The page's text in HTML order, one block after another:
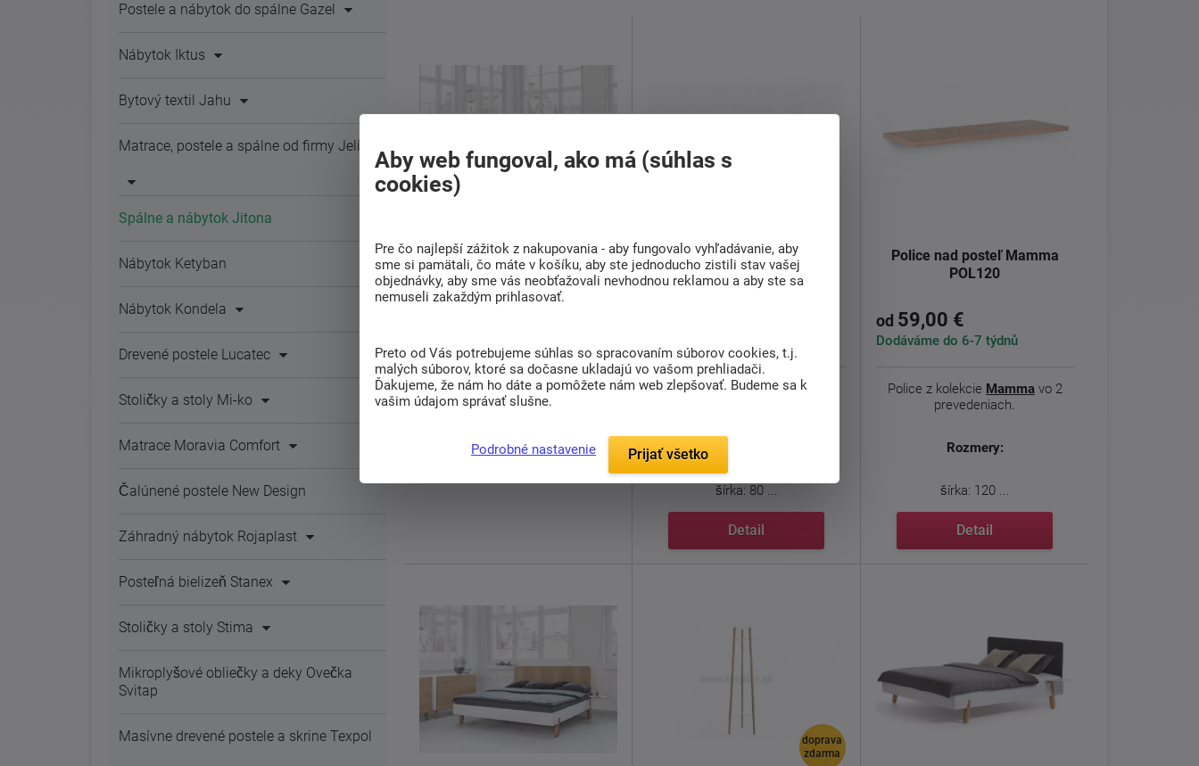
Postele a nábytok do spálne Gazel
Nábytok Iktus
Bytový textil Jahu
Matrace, postele a spálne od firmy Jelínek
Spálne a nábytok Jitona
Nábytok Ketyban
Nábytok Kondela
Drevené postele Lucatec
Stoličky a stoly Mi-ko
Matrace Moravia Comfort
Čalúnené postele New Design
Záhradný nábytok Rojaplast
Posteľná bielizeň Stanex
Stoličky a stoly Stima
Mikroplyšové obliečky a deky Ovečka
Svitap
Masívne drevené postele a skrine Texpol
Spálňa zostava Mamma
Pod názvom Mammasa ukrýva
úplne unikátne kolekcie, ktorej
Detail
Police nad posteľ Mamma
POL80
Police z kolekcieMammavo 2
šírka: 80 ...
Detail
Police nad posteľ Mamma
POL120
od 59,00 €
Dodáváme do 6-7 týdnů
Police z kolekcie Mammavo 2
prevedeniach.
Rozmery:
šírka: 120 ...
Detail
doprava
zdarma
Aby web fungoval, ako má (súhlas s
cookies)
Pre čo najlepší zážitok z nakupovania - aby fungovalo vyhľadávanie, aby
sme si pamätali, čo máte v košíku, aby ste jednoducho zistili stav vašej
objednávky, aby sme vás neobťažovali nevhodnou reklamou a aby ste sa
nemuseli zakaždým prihlasovať.
Preto od Vás potrebujeme súhlas so spracovaním súborov cookies, t.j.
malých súborov, ktoré sa dočasne ukladajú vo vašom prehliadači.
Ďakujeme, že nám ho dáte a pomôžete nám web zlepšovať. Budeme sa k
vašim údajom správať slušne.
Podrobné nastavenie Prijať všetko